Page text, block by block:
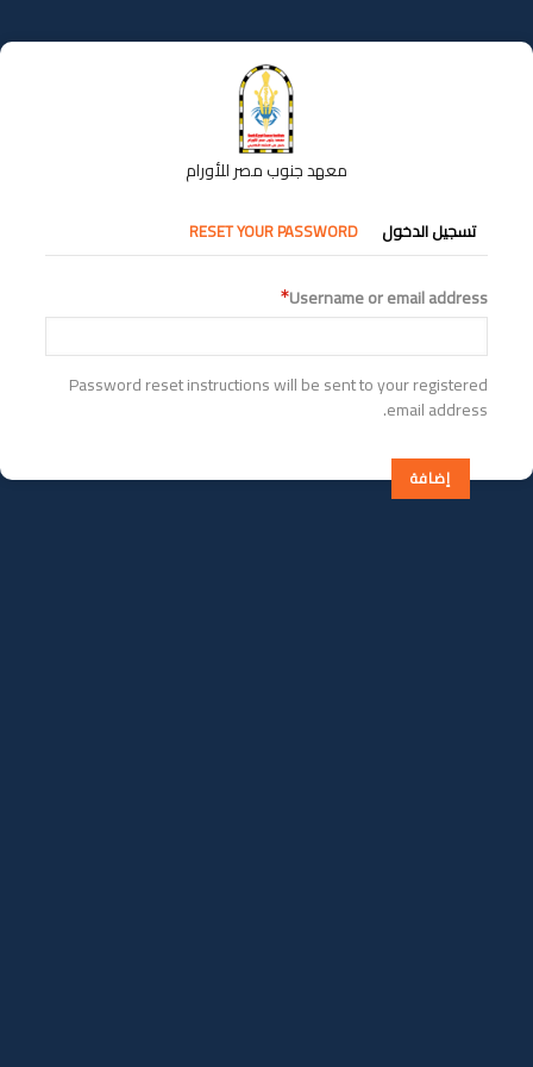
إلى
المحتوى
معهد جنوب مصر للأورام
التبويبات
الأساسية
تسجيل الدخول RESET YOUR PASSWORD
Username or email address
Password reset instructions will be sent to your registered
email address.